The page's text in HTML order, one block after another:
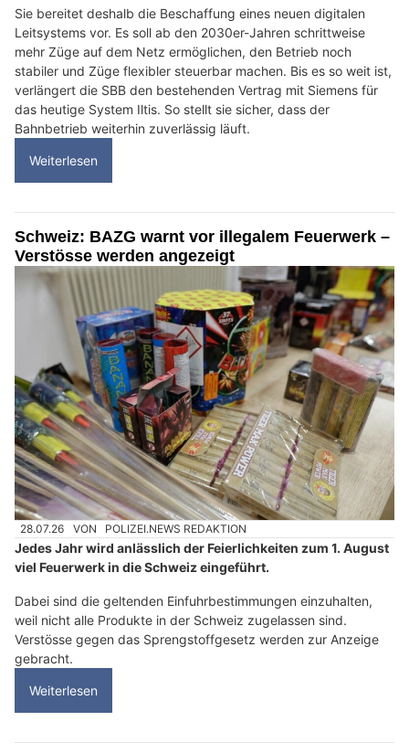
Sie bereitet deshalb die Beschaffung eines neuen digitalen
Leitsystems vor. Es soll ab den 2030er-Jahren schrittweise
mehr Züge auf dem Netz ermöglichen, den Betrieb noch
stabiler und Züge flexibler steuerbar machen. Bis es so weit ist,
verlängert die SBB den bestehenden Vertrag mit Siemens für
das heutige System Iltis. So stellt sie sicher, dass der
Bahnbetrieb weiterhin zuverlässig läuft.
Weiterlesen
Schweiz: BAZG warnt vor illegalem Feuerwerk –
Verstösse werden angezeigt
28.07.26 VON POLIZEI.NEWS REDAKTION
Jedes Jahr wird anlässlich der Feierlichkeiten zum 1. August
viel Feuerwerk in die Schweiz eingeführt.
Dabei sind die geltenden Einfuhrbestimmungen einzuhalten,
weil nicht alle Produkte in der Schweiz zugelassen sind.
Verstösse gegen das Sprengstoffgesetz werden zur Anzeige
gebracht.
Weiterlesen